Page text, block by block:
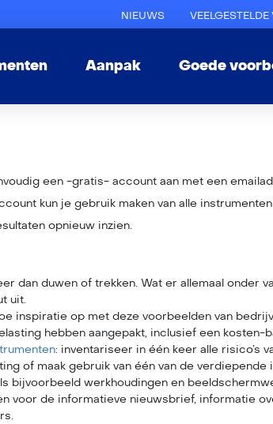
NIEUWS VEELGESTELDE
Aanpak Goede
een -gratis- account aan met een
kun je gebruik maken van alle
opnieuw inzien.
dan duwen of trekken. Wat er allemaal onder
uit.
inspiratie op met deze voorbeelden van
hebben aangepakt, inclusief een kosten-
: inventariseer in één keer alle risico’s
of maak gebruik van één van de verdiepende
bijvoorbeeld werkhoudingen en
voor de informatieve nieuwsbrief, informatie